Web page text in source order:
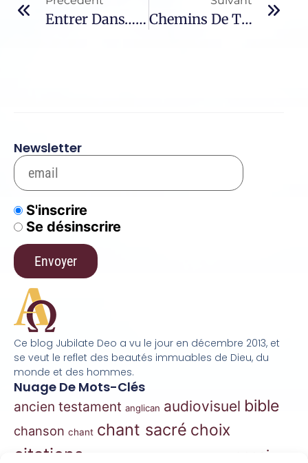
Entrer Dans… Le Château Intérieur – 14 Chemins De Traverse – 743 / Miguel Torga
Ce blog Jubilate Deo a vu le jour en décembre 2013, et
se veut le reflet des beautés immuables de Dieu, du
monde et des hommes.
Nuage De Mots-Clés
ancien testament anglican audiovisuel bible
chanson chant chant sacré choix
citations essai
Newsletter
S'inscrire
Se désinscrire